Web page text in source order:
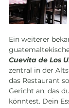
Ein weiterer
Cuevita de Los
zentral in der
das Restaurant
Gericht an, das
könntest. Dein